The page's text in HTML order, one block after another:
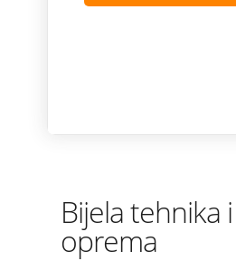
Bijela tehnika
oprema